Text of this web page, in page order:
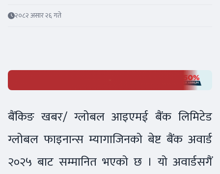
२०८२ असार २६ गते
बैंकिङ खबर/ ग्लोबल आइएमई बैंक लिमिटेड
ग्लोबल फाइनान्स म्यागाजिनको बेष्ट बैंक अवार्ड
२०२५ बाट सम्मानित भएको छ । यो अवार्डसगैं